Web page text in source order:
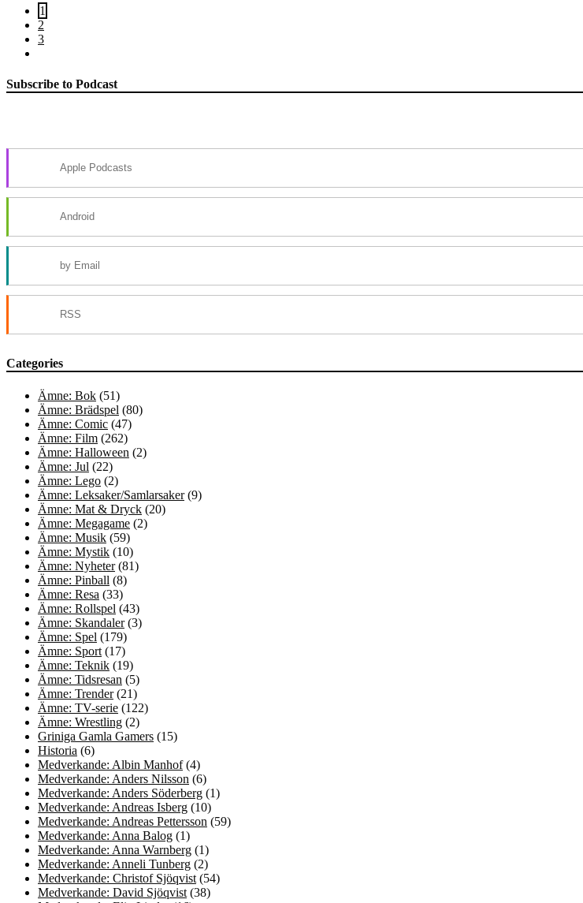
1
2
3
Subscribe to Podcast
Apple Podcasts
Android
by Email
RSS
Categories
Ämne: Bok (51)
Ämne: Brädspel (80)
Ämne: Comic (47)
Ämne: Film (262)
Ämne: Halloween (2)
Ämne: Jul (22)
Ämne: Lego (2)
Ämne: Leksaker/Samlarsaker(9)
Ämne: Mat & Dryck (20)
Ämne: Megagame (2)
Ämne: Musik (59)
Ämne: Mystik (10)
Ämne: Nyheter(81)
Ämne: Pinball (8)
Ämne: Resa (33)
Ämne: Rollspel (43)
Ämne: Skandaler(3)
Ämne: Spel (179)
Ämne: Sport (17)
Ämne: Teknik (19)
Ämne: Tidsresan (5)
Ämne: Trender(21)
Ämne: TV-serie (122)
Ämne: Wrestling (2)
Griniga Gamla Gamers (15)
Historia (6)
Medverkande: Albin Manhof(4)
Medverkande: Anders Nilsson (6)
Medverkande: Anders Söderberg (1)
Medverkande: Andreas Isberg (10)
Medverkande: Andreas Pettersson (59)
Medverkande: Anna Balog (1)
Medverkande: Anna Warnberg (1)
Medverkande: Anneli Tunberg (2)
Medverkande: Christof Sjöqvist (54)
Medverkande: David Sjöqvist (38)